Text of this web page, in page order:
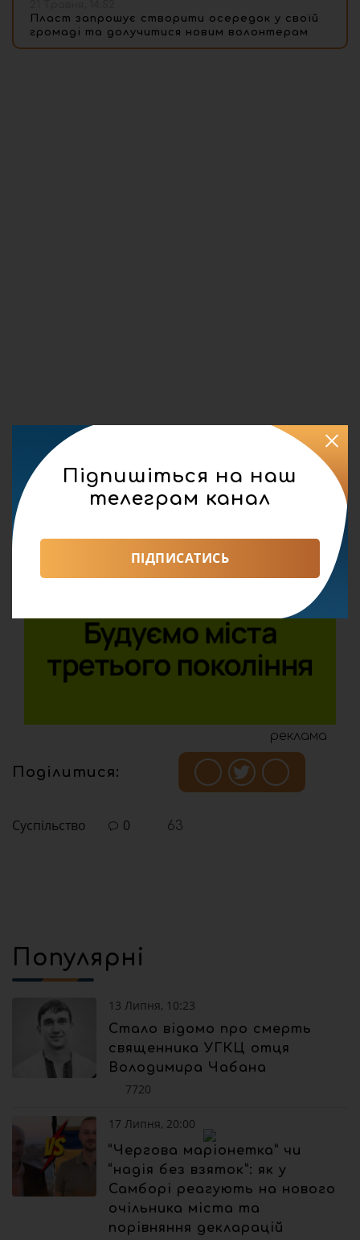
Пласт запрошує створити осередок у своїй
громаді та долучитися новим волонтерам
реклама
Поділитися:
Суспільство 0 63
Популярні
13 Липня, 10:23
Стало відомо про смерть
священника УГКЦ отця
Володимира Чабана
7720
17 Липня, 20:00
“Чергова маріонетка” чи
“надія без взяток”: як у
Самборі реагують на нового
очільника міста та
порівняння декларацій
Підпишіться на наш
телеграм канал
ПІДПИСАТИСЬ